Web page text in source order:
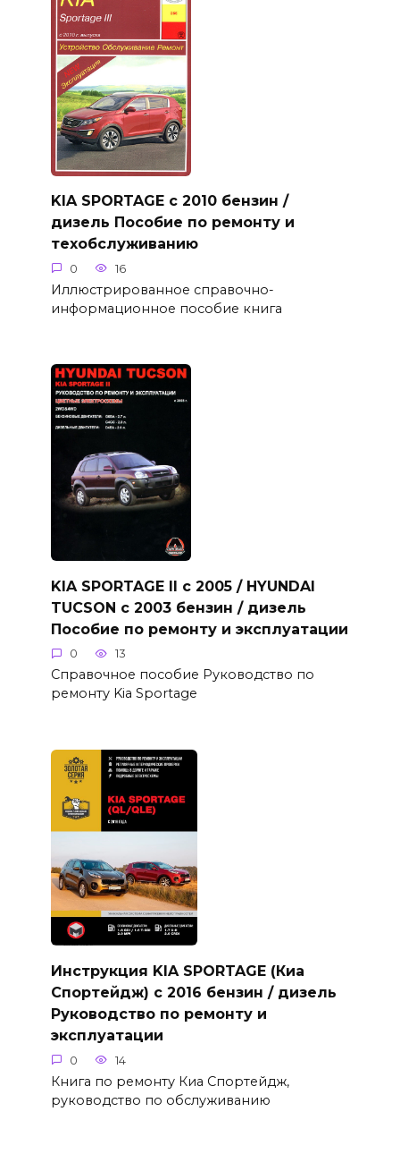
KIA SPORTAGE с 2010 бензин /
дизель Пособие по ремонту и
техобслуживанию
0 16
Иллюстрированное справочно-
информационное пособие книга
KIA SPORTAGE II с 2005 / HYUNDAI
TUCSON с 2003 бензин / дизель
Пособие по ремонту и эксплуатации
0 13
Справочное пособие Руководство по
ремонту Kia Sportage
Инструкция KIA SPORTAGE (Киа
Спортейдж) с 2016 бензин / дизель
Руководство по ремонту и
эксплуатации
0 14
Книга по ремонту Киа Спортейдж,
руководство по обслуживанию